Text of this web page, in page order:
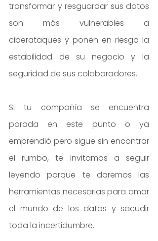
transformar y resguardar sus datos
son más vulnerables a
ciberataques y ponen en riesgo la
estabilidad de su negocio y la
seguridad de sus colaboradores.
Si tu compañía se encuentra
parada en este punto o ya
emprendió pero sigue sin encontrar
el rumbo, te invitamos a seguir
leyendo porque te daremos las
herramientas necesarias para amar
el mundo de los datos y sacudir
toda la incertidumbre.